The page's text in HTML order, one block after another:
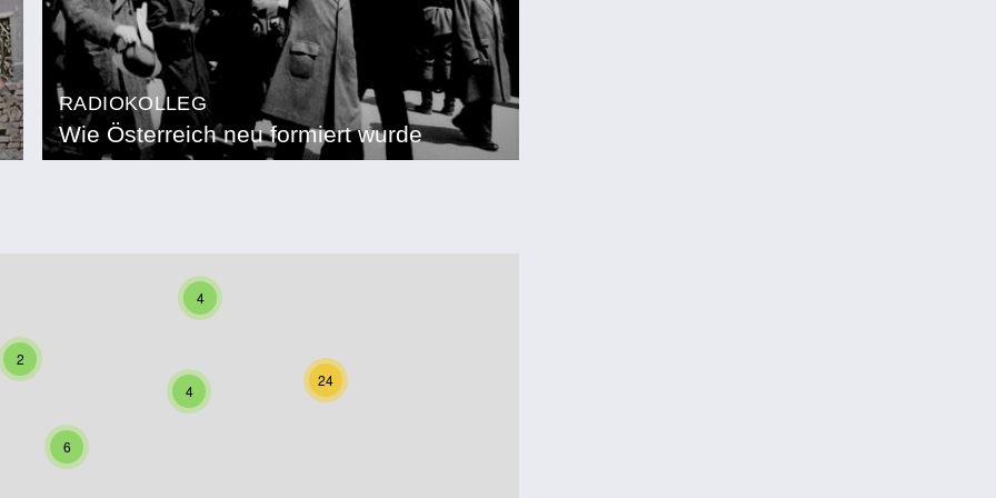
RADIOKOLLEG
Wie Österreich neu formiert wurde
4
2
4
24
6